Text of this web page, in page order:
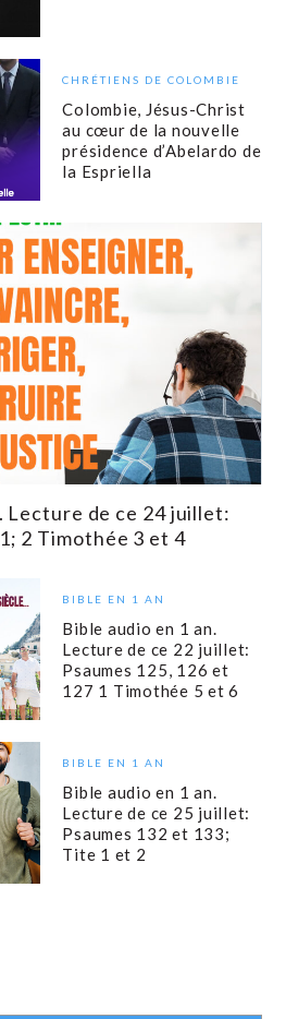
CHRÉTIENS DE COLOMBIE
Colombie, Jésus-Christ
au cœur de la nouvelle
présidence d’Abelardo de
la Espriella
Lecture de ce 24 juillet:
2 Timothée 3 et 4
BIBLE EN 1 AN
Bible audio en 1 an.
Lecture de ce 22 juillet:
Psaumes 125, 126 et
127 1 Timothée 5 et 6
BIBLE EN 1 AN
Bible audio en 1 an.
Lecture de ce 25 juillet:
Psaumes 132 et 133;
Tite 1 et 2